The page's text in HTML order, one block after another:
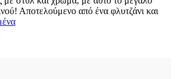
Αποτελούμενο από ένα φλυτζάνι και